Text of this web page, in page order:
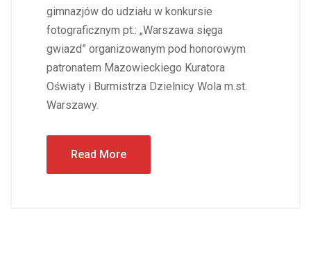
gimnazjów do udziału w konkursie
fotograficznym pt.: „Warszawa sięga
gwiazd” organizowanym pod honorowym
patronatem Mazowieckiego Kuratora
Oświaty i Burmistrza Dzielnicy Wola m.st.
Warszawy.
Read More